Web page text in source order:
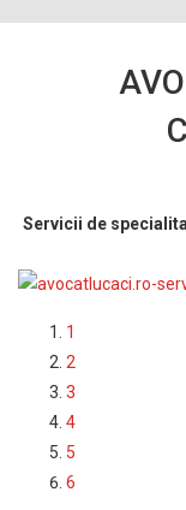
Servicii de
1
2
3
4
5
6